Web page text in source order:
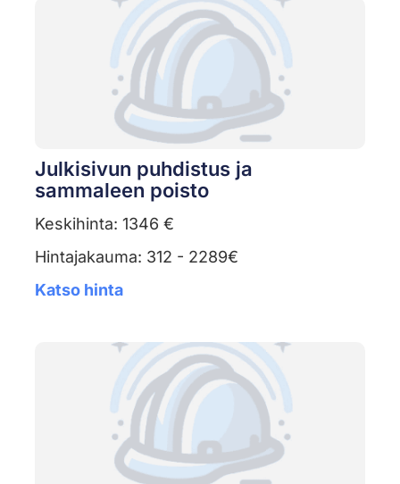
Julkisivun puhdistus ja
sammaleen poisto
Keskihinta: 1346 €
Hintajakauma: 312 - 2289€
Katso hinta